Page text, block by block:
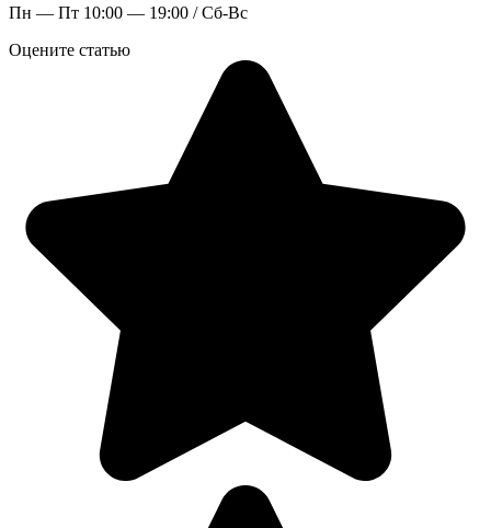
Пн — Пт 10:00 — 19:00 / Сб-Вс
Оцените статью